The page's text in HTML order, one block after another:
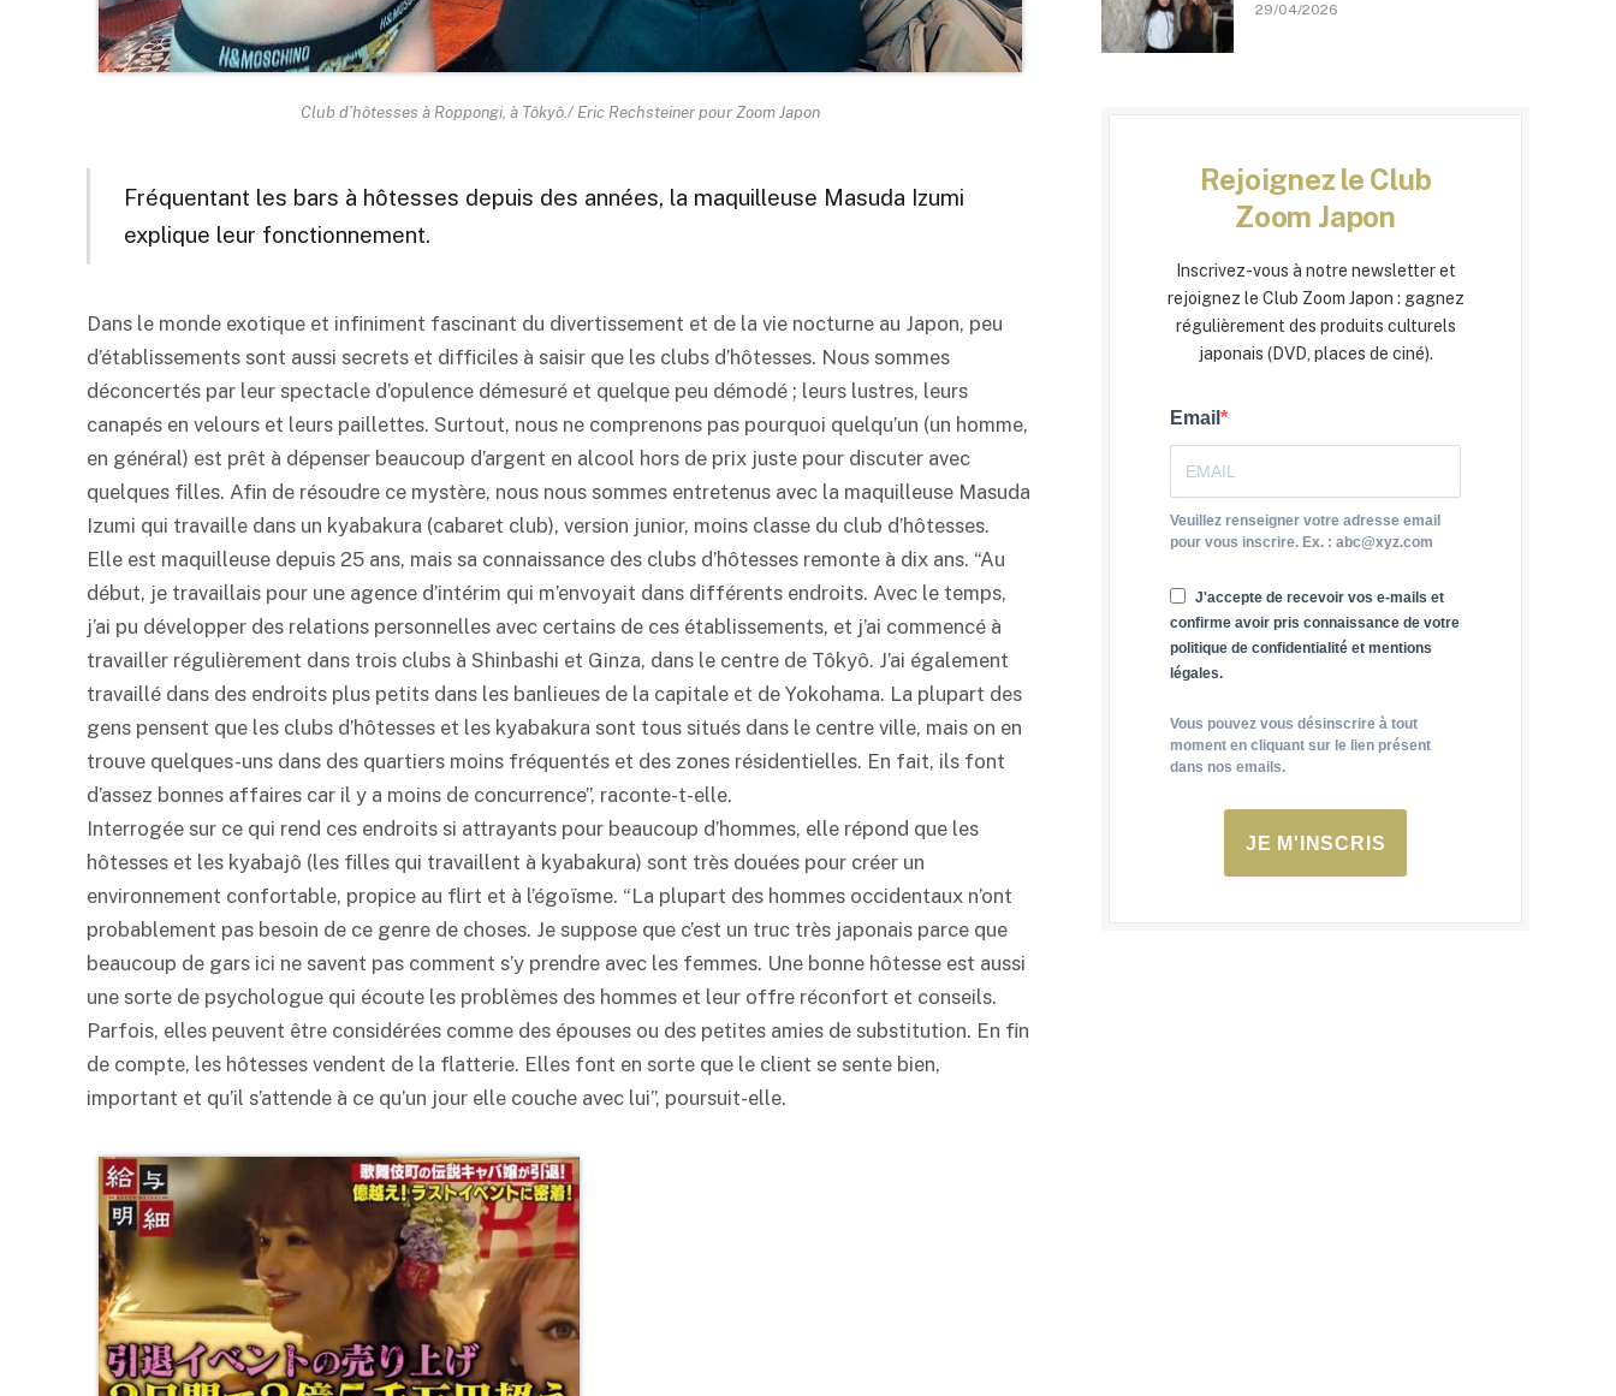
Club d’hôtesses à Roppongi, à Tôkyô./ Eric Rechsteiner pour Zoom Japon
Fréquentant les bars à hôtesses depuis des années, la maquilleuse Masuda Izumi
explique leur fonctionnement.
Dans le monde exotique et infiniment fascinant du divertissement et de la vie nocturne au Japon, peu
d’établissements sont aussi secrets et difficiles à saisir que les clubs d’hôtesses. Nous sommes
déconcertés par leur spectacle d’opulence démesuré et quelque peu démodé ; leurs lustres, leurs
canapés en velours et leurs paillettes. Surtout, nous ne comprenons pas pourquoi quelqu’un (un homme,
en général) est prêt à dépenser beaucoup d’argent en alcool hors de prix juste pour discuter avec
quelques filles. Afin de résoudre ce mystère, nous nous sommes entretenus avec la maquilleuse Masuda
Izumi qui travaille dans un kyabakura (cabaret club), version junior, moins classe du club d’hôtesses.
Elle est maquilleuse depuis 25 ans, mais sa connaissance des clubs d’hôtesses remonte à dix ans. “Au
début, je travaillais pour une agence d’intérim qui m’envoyait dans différents endroits. Avec le temps,
j’ai pu développer des relations personnelles avec certains de ces établissements, et j’ai commencé à
travailler régulièrement dans trois clubs à Shinbashi et Ginza, dans le centre de Tôkyô. J’ai également
travaillé dans des endroits plus petits dans les banlieues de la capitale et de Yokohama. La plupart des
gens pensent que les clubs d’hôtesses et les kyabakura sont tous situés dans le centre ville, mais on en
trouve quelques-uns dans des quartiers moins fréquentés et des zones résidentielles. En fait, ils font
d’assez bonnes affaires car il y a moins de concurrence”, raconte-t-elle.
Interrogée sur ce qui rend ces endroits si attrayants pour beaucoup d’hommes, elle répond que les
hôtesses et les kyabajô (les filles qui travaillent à kyabakura) sont très douées pour créer un
environnement confortable, propice au flirt et à l’égoïsme. “La plupart des hommes occidentaux n’ont
probablement pas besoin de ce genre de choses. Je suppose que c’est un truc très japonais parce que
beaucoup de gars ici ne savent pas comment s’y prendre avec les femmes. Une bonne hôtesse est aussi
une sorte de psychologue qui écoute les problèmes des hommes et leur offre réconfort et conseils.
Parfois, elles peuvent être considérées comme des épouses ou des petites amies de substitution. En fin
de compte, les hôtesses vendent de la flatterie. Elles font en sorte que le client se sente bien,
important et qu’il s’attende à ce qu’un jour elle couche avec lui”, poursuit-elle.
29/04/2026
Rejoignez le Club
Zoom Japon
Inscrivez-vous à notre newsletter et
rejoignez le Club Zoom Japon : gagnez
régulièrement des produits culturels
japonais (DVD, places de ciné).
Email
Veuillez renseigner votre adresse email
pour vous inscrire. Ex. : abc@xyz.com
J'accepte de recevoir vos e-mails et
confirme avoir pris connaissance de votre
politique de confidentialité et mentions
légales.
Vous pouvez vous désinscrire à tout
moment en cliquant sur le lien présent
dans nos emails.
JE M'INSCRIS